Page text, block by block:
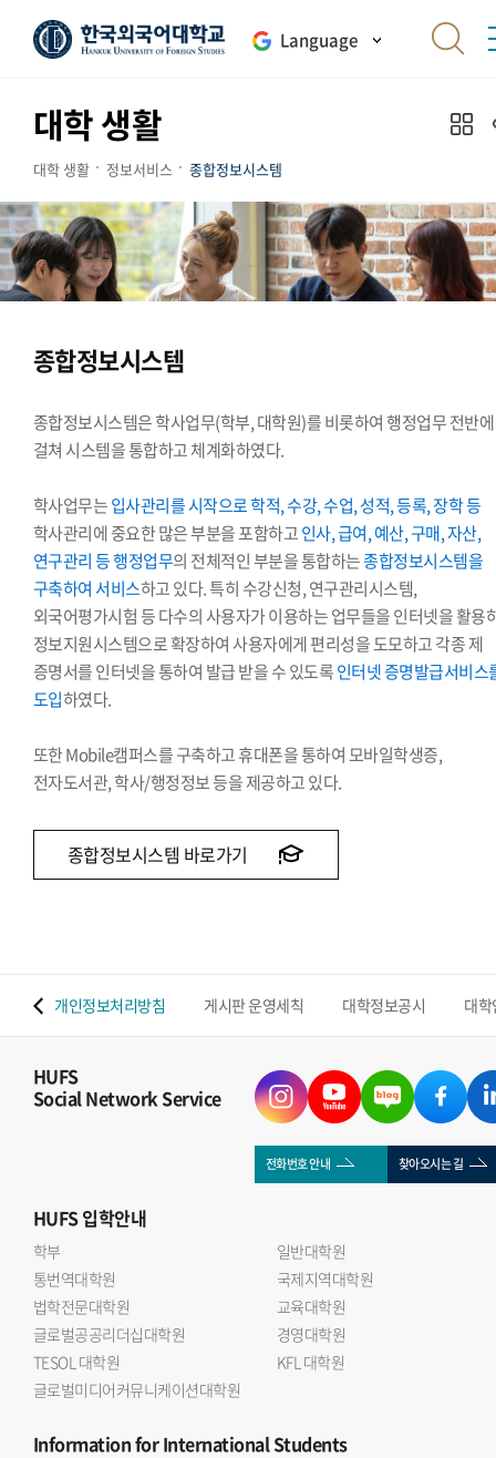
Language
대학 생활
대학 생활 정보서비스 종합정보시스템
종합정보시스템
종합정보시스템은 학사업무(학부, 대학원)를 비롯하여 행정업무 전반에
걸쳐 시스템을 통합하고 체계화하였다.
학사업무는입사관리를 시작으로 학적, 수강, 수업, 성적, 등록, 장학 등
학사관리에 중요한 많은 부분을 포함하고인사, 급여, 예산, 구매, 자산,
연구관리 등 행정업무의 전체적인 부분을 통합하는종합정보시스템을
구축하여 서비스하고 있다. 특히 수강신청, 연구관리시스템,
외국어평가시험 등 다수의 사용자가 이용하는 업무들을 인터넷을 활용
정보지원시스템으로 확장하여 사용자에게 편리성을 도모하고 각종 제
증명서를 인터넷을 통하여 발급 받을 수 있도록인터넷 증명발급서비스
도입하였다.
또한 Mobile캠퍼스를 구축하고 휴대폰을 통하여 모바일학생증,
전자도서관, 학사/행정정보 등을 제공하고 있다.
종합정보시스템 바로가기
개인정보처리방침 게시판 운영세칙 대학정보공시 대
HUFS
Social Network Service
전화번호 안내 찾아오시는 길
HUFS입학안내
학부
일반대학원
통번역대학원
국제지역대학원
법학전문대학원
교육대학원
글로벌공공리더십대학원
경영대학원
TESOL 대학원
KFL 대학원
글로벌미디어커뮤니케이션대학원
Informationfor International Students